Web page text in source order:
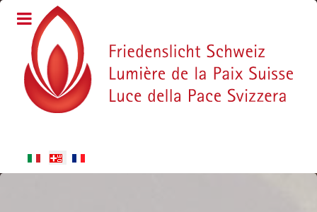
Sprache auswählen